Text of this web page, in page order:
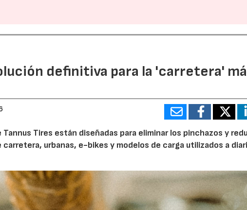
definitiva para la 'carretera'
Tires están diseñadas para eliminar los pinchazos y
urbanas, e-bikes y modelos de carga utilizados a